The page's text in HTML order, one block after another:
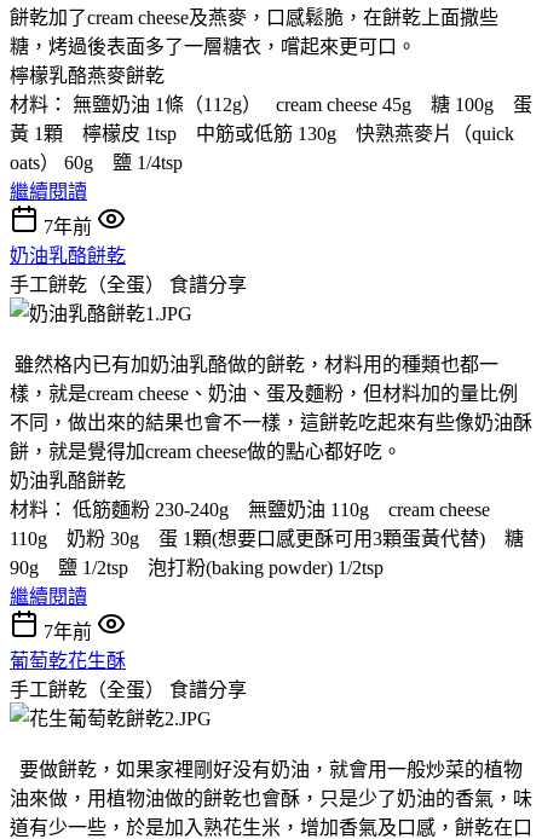
餅乾加了cream cheese及燕麥，口感鬆脆，在餅乾上面撒些
糖，烤過後表面多了一層糖衣，嚐起來更可口。
檸檬乳酪燕麥餅乾
材料： 無鹽奶油 1條（112g） cream cheese 45g 糖 100g 蛋
黃 1顆 檸檬皮 1tsp 中筋或低筋 130g 快熟燕麥片（quick
oats） 60g 鹽 1/4tsp
繼續閱讀
7年前
奶油乳酪餅乾
手工餅乾（全蛋） 食譜分享
雖然格内已有加奶油乳酪做的餅乾，材料用的種類也都一
樣，就是cream cheese、奶油、蛋及麵粉，但材料加的量比例
不同，做出來的結果也會不一樣，這餅乾吃起來有些像奶油酥
餅，就是覺得加cream cheese做的點心都好吃。
奶油乳酪餅乾
材料： 低筋麵粉 230-240g 無鹽奶油 110g cream cheese
110g 奶粉 30g 蛋 1顆(想要口感更酥可用3顆蛋黃代替) 糖
90g 鹽 1/2tsp 泡打粉(baking powder) 1/2tsp
繼續閱讀
7年前
葡萄乾花生酥
手工餅乾（全蛋） 食譜分享
要做餅乾，如果家裡剛好没有奶油，就會用一般炒菜的植物
油來做，用植物油做的餅乾也會酥，只是少了奶油的香氣，味
道有少一些，於是加入熟花生米，增加香氣及口感，餅乾在口